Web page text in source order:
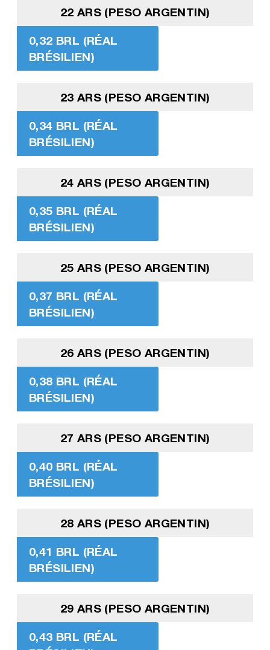
22 ARS (PESO ARGENTIN)
0,32 BRL (RÉAL
BRÉSILIEN)
23 ARS (PESO ARGENTIN)
0,34 BRL (RÉAL
BRÉSILIEN)
24 ARS (PESO ARGENTIN)
0,35 BRL (RÉAL
BRÉSILIEN)
25 ARS (PESO ARGENTIN)
0,37 BRL (RÉAL
BRÉSILIEN)
26 ARS (PESO ARGENTIN)
0,38 BRL (RÉAL
BRÉSILIEN)
27 ARS (PESO ARGENTIN)
0,40 BRL (RÉAL
BRÉSILIEN)
28 ARS (PESO ARGENTIN)
0,41 BRL (RÉAL
BRÉSILIEN)
29 ARS (PESO ARGENTIN)
0,43 BRL (RÉAL